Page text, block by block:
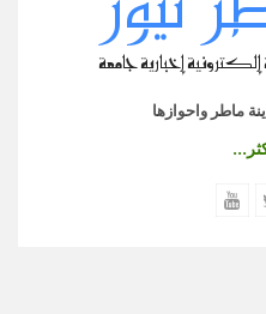
ماطر واحوازها